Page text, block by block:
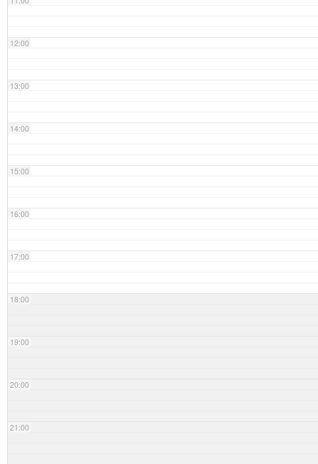
12:00
13:00
14:00
15:00
16:00
17:00
18:00
19:00
20:00
21:00